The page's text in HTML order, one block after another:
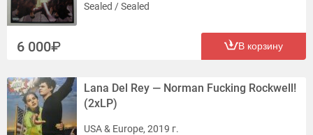
Sealed / Sealed
6 000 В корзину
Lana Del Rey — Norman Fucking Rockwell!
(2xLP)
USA & Europe, 2019 г.